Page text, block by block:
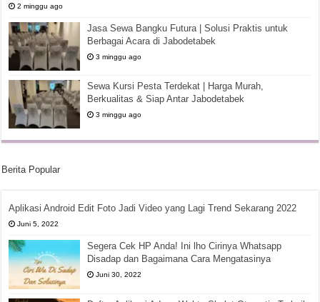
2 minggu ago
Jasa Sewa Bangku Futura | Solusi Praktis untuk
Berbagai Acara di Jabodetabek
3 minggu ago
Sewa Kursi Pesta Terdekat | Harga Murah,
Berkualitas & Siap Antar Jabodetabek
3 minggu ago
Berita Popular
Aplikasi Android Edit Foto Jadi Video yang Lagi Trend Sekarang 2022
Juni 5, 2022
Segera Cek HP Anda! Ini lho Cirinya Whatsapp
Disadap dan Bagaimana Cara Mengatasinya
Juni 30, 2022